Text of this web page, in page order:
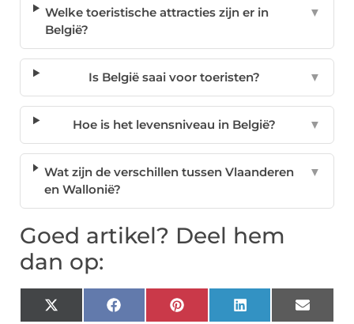
Welke toeristische attracties zijn er in
België?
▼
Is België saai voor toeristen? ▼
Hoe is het levensniveau in België? ▼
Wat zijn de verschillen tussen Vlaanderen
en Wallonië?
▼
Goed artikel? Deel hem
dan op:
X FacebookPinterest LinkedIn Email